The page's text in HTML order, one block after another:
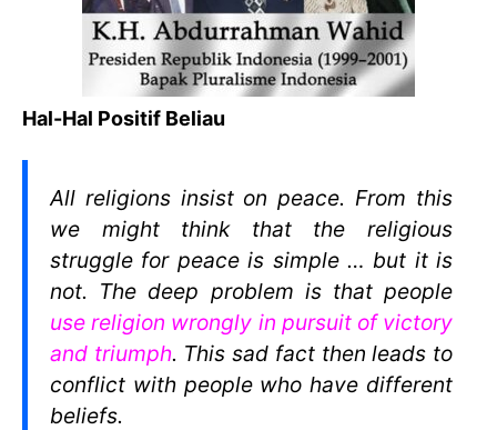
Hal-Hal Positif Beliau
All religions insist on peace. From this
we might think that the religious
struggle for peace is simple … but it is
not. The deep problem is that people
use religion wrongly in pursuit of victory
and triumph. This sad fact then leads to
conflict with people who have different
beliefs.